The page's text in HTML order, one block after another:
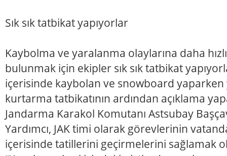
Sık sık tatbikat yapıyorlar
Kaybolma ve yaralanma olaylarına daha
bulunmak için ekipler sık sık tatbikat
içerisinde kaybolan ve snowboard
kurtarma tatbikatının ardından açıklama
Jandarma Karakol Komutanı Astsubay
Yardımcı, JAK timi olarak görevlerinin
içerisinde tatillerini geçirmelerini sağlamak